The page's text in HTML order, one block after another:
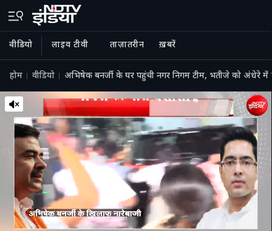
वीडियो लाइव टीवी ताज़ातरीन ख़बरें
होम वीडियो अभिषेक बनर्जी के घर पहुंची नगर निगम टीम, भतीजे को अंधेरे में